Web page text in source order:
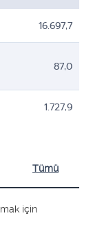
16.697,7
87,0
1.727,9
Tümü
için